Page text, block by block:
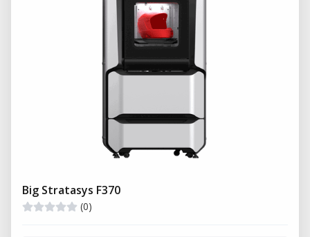
Big Stratasys F370
(0)